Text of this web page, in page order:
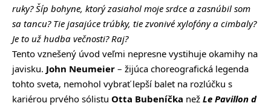
ruky? Šíp bohyne, ktorý zasiahol moje srdce a zasnúbil som
sa tancu? Tie jasajúce trúbky, tie zvonivé xylofóny a cimbaly?
Je to už hudba večnosti? Raj?
Tento vznešený úvod veľmi nepresne vystihuje okamihy na
javisku. John Neumeier – žijúca choreografická legenda
tohto sveta, nemohol vybrať lepší balet na rozlúčku s
kariérou prvého sólistu Otta Bubeníčka než Le Pavillon d